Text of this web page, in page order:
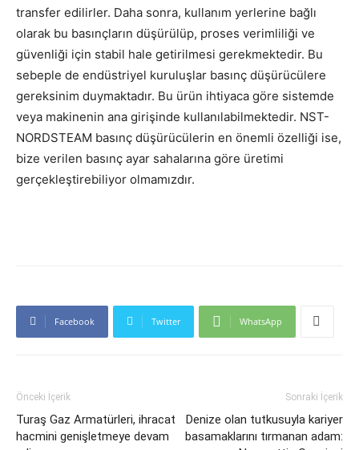
transfer edilirler. Daha sonra, kullanım yerlerine bağlı
olarak bu basınçların düşürülüp, proses verimliliği ve
güvenliği için stabil hale getirilmesi gerekmektedir. Bu
sebeple de endüstriyel kuruluşlar basınç düşürücülere
gereksinim duymaktadır. Bu ürün ihtiyaca göre sistemde
veya makinenin ana girişinde kullanılabilmektedir. NST-
NORDSTEAM basınç düşürücülerin en önemli özelliği ise,
bize verilen basınç ayar sahalarına göre üretimi
gerçekleştirebiliyor olmamızdır.
Facebook Twitter WhatsApp
Önceki İçerik
Turaş Gaz Armatürleri, ihracat
hacmini genişletmeye devam
Sonraki İçerik
Denize olan tutkusuyla kariyer
basamaklarını tırmanan adam: